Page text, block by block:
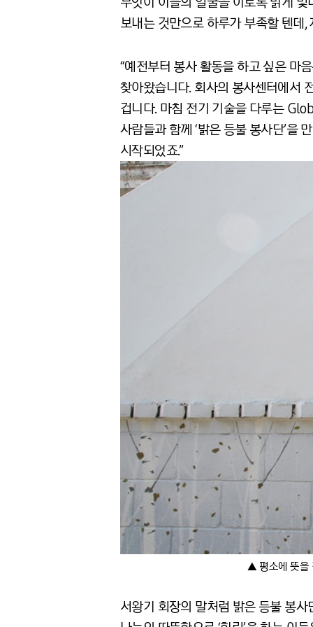
보내는 것만으로 하루가 부족할 텐데
“예전부터 봉사 활동을 하고 싶은 마
찾아왔습니다. 회사의 봉사센터에서
겁니다. 마침 전기 기술을 다루는
사람들과 함께 ‘밝은 등불 봉사단’을
시작되었죠.”
▲ 평소에 뜻을
서왕기 회장의 말처럼 밝은 등불 봉